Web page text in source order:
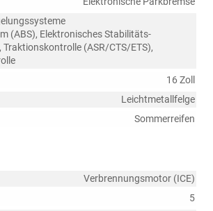
(ABS), Elektronisches Stabilitäts-
Traktionskontrolle (ASR/CTS/ETS),
16 Zoll
Leichtmetallfelge
Sommerreifen
Verbrennungsmotor (ICE)
5